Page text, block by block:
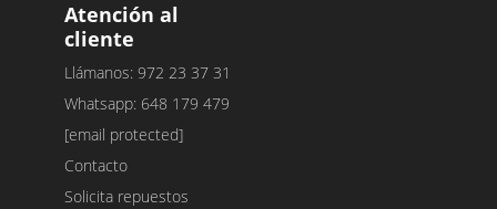
Atención al
cliente
Llámanos: 972 23 37 31
Whatsapp: 648 179 479
[email protected]
Contacto
Solicita repuestos